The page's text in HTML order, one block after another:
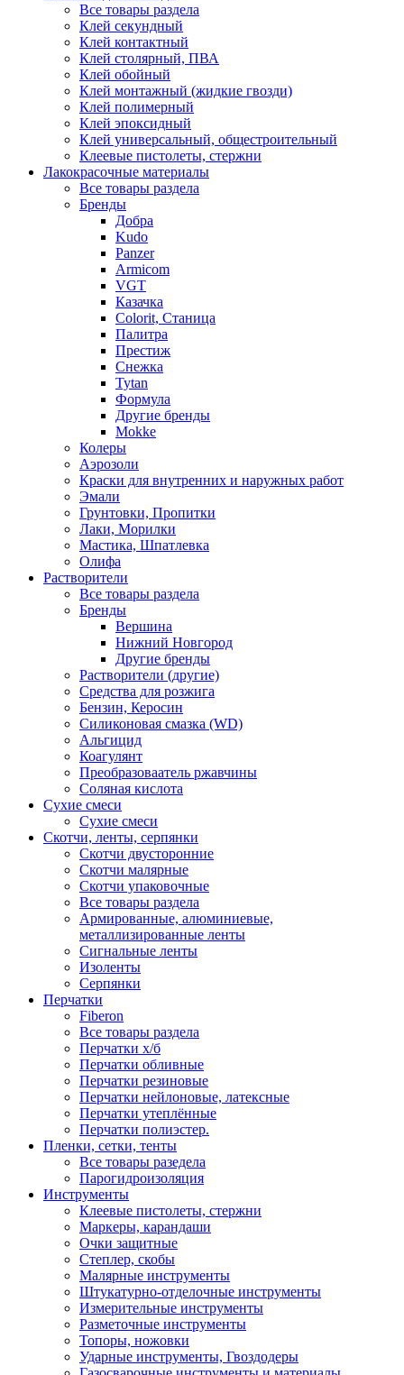
Все товары раздела
Клей секундный
Клей контактный
Клей столярный, ПВА
Клей обойный
Клей монтажный (жидкие гвозди)
Клей полимерный
Клей эпоксидный
Клей универсальный, общестроительный
Клеевые пистолеты, стержни
Лакокрасочные материалы
Все товары раздела
Бренды
Добра
Kudo
Panzer
Armicom
VGT
Казачка
Colorit, Станица
Палитра
Престиж
Снежка
Tytan
Формула
Другие бренды
Mokke
Колеры
Аэрозоли
Краски для внутренних и наружных работ
Эмали
Грунтовки, Пропитки
Лаки, Морилки
Мастика, Шпатлевка
Олифа
Растворители
Все товары раздела
Бренды
Вершина
Нижний Новгород
Другие бренды
Растворители (другие)
Средства для розжига
Бензин, Керосин
Силиконовая смазка (WD)
Альгицид
Коагулянт
Преобразоваатель ржавчины
Соляная кислота
Сухие смеси
Сухие смеси
Скотчи, ленты, серпянки
Скотчи двусторонние
Скотчи малярные
Скотчи упаковочные
Все товары раздела
Армированные, алюминиевые,
металлизированные ленты
Сигнальные ленты
Изоленты
Серпянки
Перчатки
Fiberon
Все товары раздела
Перчатки х/б
Перчатки обливные
Перчатки резиновые
Перчатки нейлоновые, латексные
Перчатки утеплённые
Перчатки полиэстер.
Пленки, сетки, тенты
Все товары разедела
Парогидроизоляция
Инструменты
Клеевые пистолеты, стержни
Маркеры, карандаши
Очки защитные
Степлер, скобы
Малярные инструменты
Штукатурно-отделочные инструменты
Измерительные инструменты
Разметочные инструменты
Топоры, ножовки
Ударные инструменты, Гвоздодеры